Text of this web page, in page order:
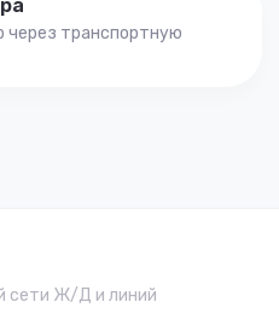
через транспортную
сети Ж/Д и линий